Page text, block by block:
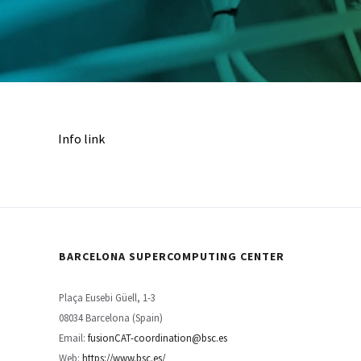
Info link
BARCELONA SUPERCOMPUTING CENTER
Plaça Eusebi Güell, 1-3
08034 Barcelona (Spain)
Email: fusionCAT-coordination@bsc.es
Web: https://www.bsc.es/